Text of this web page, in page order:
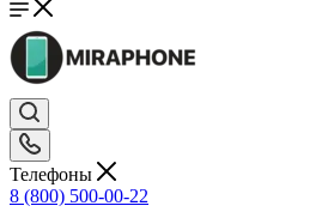
Телефоны
8 (800) 500-00-22